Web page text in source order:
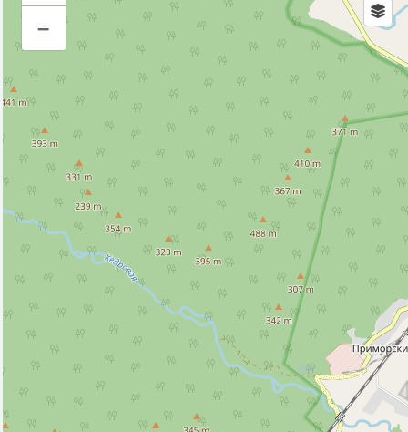
Сайты гостиниц
Инфраструктура
Гостевой дом (1)
Место для пикника (1)
Исторические объекты
Природные объекты
–